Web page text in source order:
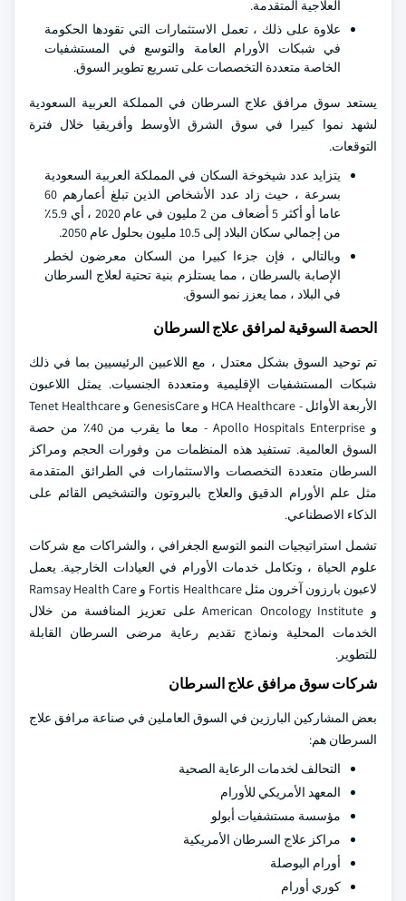
العلاجية المتقدمة.
علاوة على ذلك ، تعمل الاستثمارات التي تقودها الحكومة
في شبكات الأورام العامة والتوسع في المستشفيات
الخاصة متعددة التخصصات على تسريع تطوير السوق.
يستعد سوق مرافق علاج السرطان في المملكة العربية السعودية
لشهد نموا كبيرا في سوق الشرق الأوسط وأفريقيا خلال فترة
التوقعات.
يتزايد عدد شيخوخة السكان في المملكة العربية السعودية
بسرعة ، حيث زاد عدد الأشخاص الذين تبلغ أعمارهم 60
عاما أو أكثر 5 أضعاف من 2 مليون في عام 2020 ، أي 5.9٪
من إجمالي سكان البلاد إلى 10.5 مليون بحلول عام 2050.
وبالتالي ، فإن جزءا كبيرا من السكان معرضون لخطر
الإصابة بالسرطان ، مما يستلزم بنية تحتية لعلاج السرطان
في البلاد ، مما يعزز نمو السوق.
الحصة السوقية لمرافق علاج السرطان
تم توحيد السوق بشكل معتدل ، مع اللاعبين الرئيسيين بما في ذلك
شبكات المستشفيات الإقليمية ومتعددة الجنسيات. يمثل اللاعبون
الأربعة الأوائل - HCA Healthcare و GenesisCare و Tenet Healthcare
و Apollo Hospitals Enterprise - معا ما يقرب من 40٪ من حصة
السوق العالمية. تستفيد هذه المنظمات من وفورات الحجم ومراكز
السرطان متعددة التخصصات والاستثمارات في الطرائق المتقدمة
مثل علم الأورام الدقيق والعلاج بالبروتون والتشخيص القائم على
الذكاء الاصطناعي.
تشمل استراتيجيات النمو التوسع الجغرافي ، والشراكات مع شركات
علوم الحياة ، وتكامل خدمات الأورام في العيادات الخارجية. يعمل
لاعبون بارزون آخرون مثل Fortis Healthcare و Ramsay Health Care
و American Oncology Institute على تعزيز المنافسة من خلال
الخدمات المحلية ونماذج تقديم رعاية مرضى السرطان القابلة
للتطوير.
شركات سوق مرافق علاج السرطان
بعض المشاركين البارزين في السوق العاملين في صناعة مرافق علاج
السرطان هم:
التحالف لخدمات الرعاية الصحية
المعهد الأمريكي للأورام
مؤسسة مستشفيات أبولو
مراكز علاج السرطان الأمريكية
أورام البوصلة
كوري أورام